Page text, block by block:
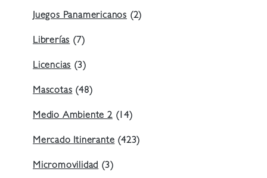
Juegos Panamericanos (2)
Librerías (7)
Licencias (3)
Mascotas (48)
Medio Ambiente 2(14)
Mercado Itinerante (423)
Micromovilidad (3)